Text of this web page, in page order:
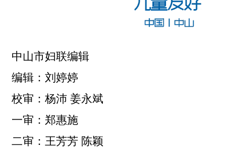
中山市妇联编辑
编辑：刘婷婷
校审：杨沛 姜永斌
一审：郑惠施
二审：王芳芳 陈颖